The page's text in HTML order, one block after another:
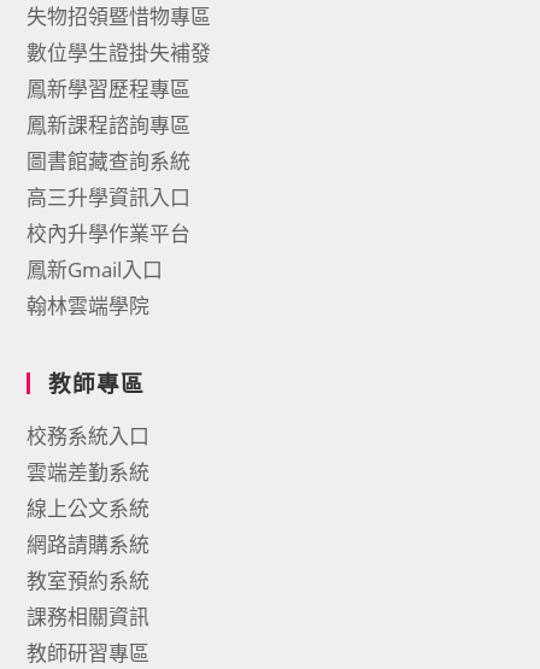
失物招領暨惜物專區
數位學生證掛失補發
鳳新學習歷程專區
鳳新課程諮詢專區
圖書館藏查詢系統
高三升學資訊入口
校內升學作業平台
鳳新Gmail入口
翰林雲端學院
教師專區
校務系統入口
雲端差勤系統
線上公文系統
網路請購系統
教室預約系統
課務相關資訊
教師研習專區